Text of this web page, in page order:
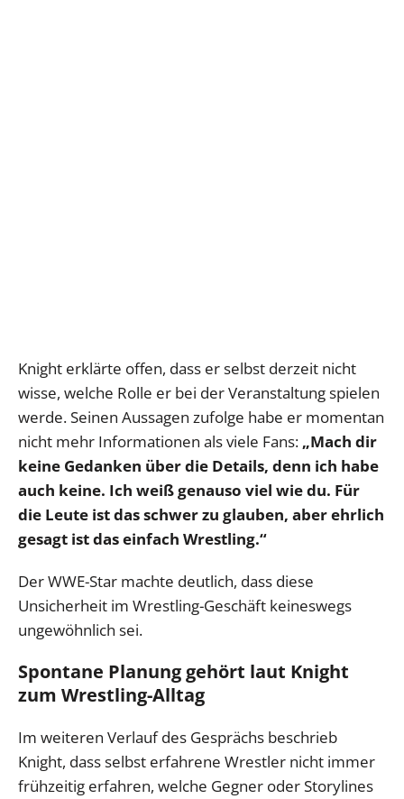
Knight erklärte offen, dass er selbst derzeit nicht
wisse, welche Rolle er bei der Veranstaltung spielen
werde. Seinen Aussagen zufolge habe er momentan
nicht mehr Informationen als viele Fans: „Mach dir
keine Gedanken über die Details, denn ich habe
auch keine. Ich weiß genauso viel wie du. Für
die Leute ist das schwer zu glauben, aber ehrlich
gesagt ist das einfach Wrestling.“
Der WWE-Star machte deutlich, dass diese
Unsicherheit im Wrestling-Geschäft keineswegs
ungewöhnlich sei.
Spontane Planung gehört laut Knight
zum Wrestling-Alltag
Im weiteren Verlauf des Gesprächs beschrieb
Knight, dass selbst erfahrene Wrestler nicht immer
frühzeitig erfahren, welche Gegner oder Storylines